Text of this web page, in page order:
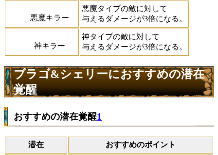
悪魔キラー
悪魔タイプの敵に対して
与えるダメージが3倍になる。
神キラー
神タイプの敵に対して
与えるダメージが3倍になる。
ブラゴ&シェリーにおすすめの潜在
覚醒
おすすめの潜在覚醒1
潜在 おすすめのポイント